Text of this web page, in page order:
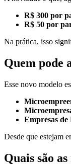
R$ 300 por
R$ 50 por
Na prática, isso
Quem pode
Esse novo modelo
Empresas de
Desde que estejam
Quais são